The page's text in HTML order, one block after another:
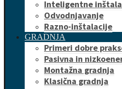
Inteligentne
Odvodnjavanje
Razno-inštalacije
GRADNJA
Primeri dobre
Pasivna in
Montažna gradnja
Klasična gradnja